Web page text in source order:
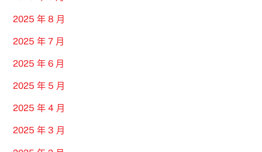
2025 年 8 月
2025 年 7 月
2025 年 6 月
2025 年 5 月
2025 年 4 月
2025 年 3 月